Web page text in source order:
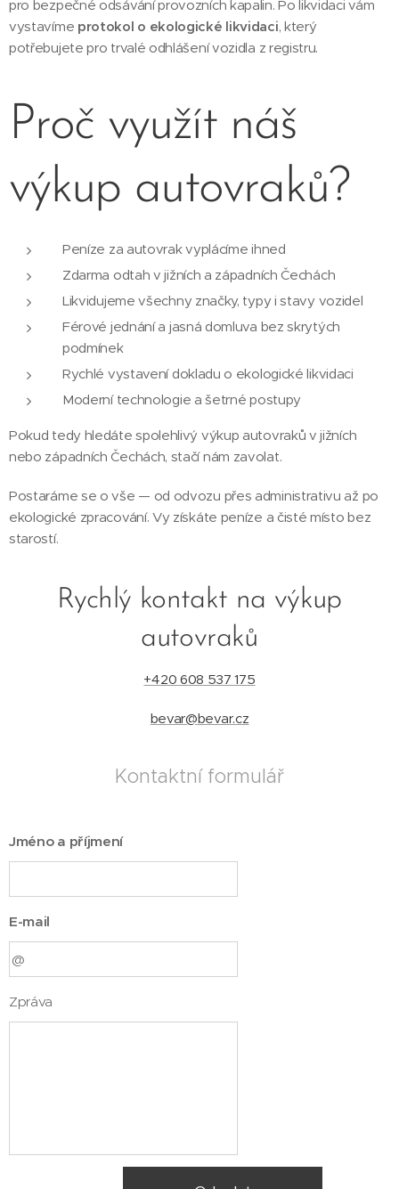
pro bezpečné odsávání provozních kapalin. Po likvidaci vám
vystavíme protokol o ekologické likvidaci, který
potřebujete pro trvalé odhlášení vozidla z registru.
Proč využít náš
výkup autovraků?
Peníze za autovrak vyplácíme ihned
Zdarma odtah v jižních a západních Čechách
Likvidujeme všechny značky, typy i stavy vozidel
Férové jednání a jasná domluva bez skrytých
podmínek
Rychlé vystavení dokladu o ekologické likvidaci
Moderní technologie a šetrné postupy
Pokud tedy hledáte spolehlivý výkup autovraků v jižních
nebo západních Čechách, stačí nám zavolat.
Postaráme se o vše — od odvozu přes administrativu až po
ekologické zpracování. Vy získáte peníze a čisté místo bez
starostí.
Rychlý kontakt na výkup
autovraků
+420 608 537 175
bevar@bevar.cz
Kontaktní formulář
Jméno a příjmení
E-mail
Zpráva